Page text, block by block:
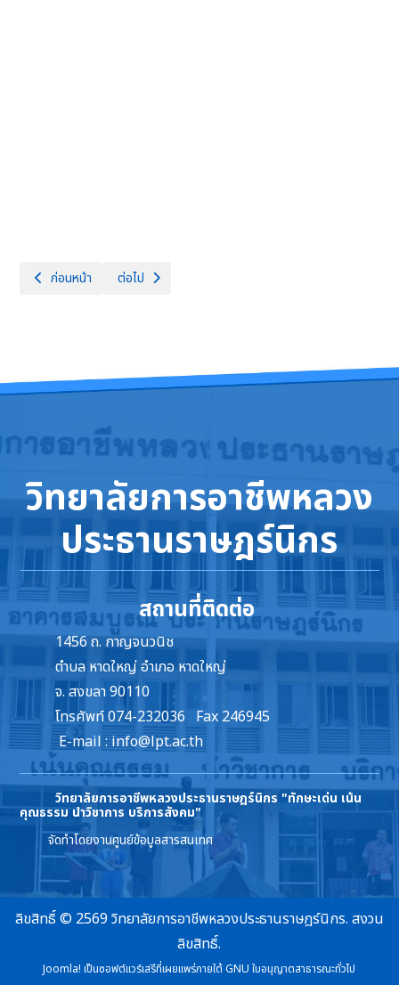
เนื้อหาก่อนหน้า: งานความร่วมมือ
ก่อนหน้า เนื้อหาถัดไป: งานพัสดุ
ต่อไป
วิทยาลัยการอาชีพหลวง
ประธานราษฎร์นิกร
สถานที่ติดต่อ
1456 ถ. กาญจนวนิช
ตำบล หาดใหญ่ อำเภอ หาดใหญ่
จ. สงขลา 90110
โทรศัพท์ 074-232036 Fax 246945
E-mail : info@lpt.ac.th
วิทยาลัยการอาชีพหลวงประธานราษฎร์นิกร "ทักษะเด่น เน้น
คุณธรรม นำวิชาการ บริการสังคม"
จัดทำโดยงานศูนย์ข้อมูลสารสนเทศ
ลิขสิทธิ์ © 2569 วิทยาลัยการอาชีพหลวงประธานราษฎร์นิกร. สงวน
ลิขสิทธิ์.
Joomla! เป็นซอฟต์แวร์เสรีที่เผยแพร่ภายใต้GNU ใบอนุญาตสาธารณะทั่วไป